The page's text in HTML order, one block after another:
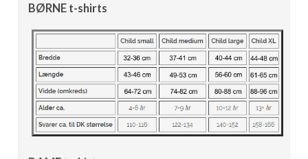
BØRNE t-shirts